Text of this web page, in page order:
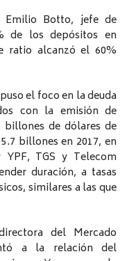
Emilio Botto, jefe de
de los depósitos en
ratio alcanzó el 60%
el foco en la deuda
con la emisión de
billones de dólares de
billones en 2017, en
TGS y Telecom
duración, a tasas
similares a las que
del Mercado
a la relación del